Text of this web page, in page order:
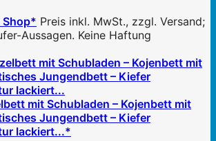
Shop* Preis inkl. MwSt., zzgl. Versand;
Aussagen. Keine Haftung
mit Schubladen – Kojenbett mit
Jungendbett – Kiefer
lackiert...*